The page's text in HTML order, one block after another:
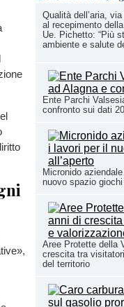
Qualità dell’aria,
al recepimento
Ue. Pichetto: “Più
ambiente e salute
Ente Parchi
confronto sui dati
Micronido
nuovo spazio giochi
Aree Protette della
crescita tra
del territorio